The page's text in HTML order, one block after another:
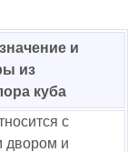
и
из
куба
с
двором и